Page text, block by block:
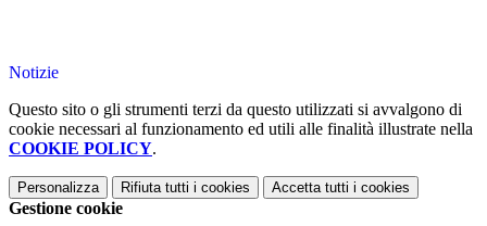
Notizie
Questo sito o gli strumenti terzi da questo utilizzati si avvalgono di
cookie necessari al funzionamento ed utili alle finalità illustrate nella
COOKIE POLICY.
Personalizza Rifiuta tutti i cookies Accetta tutti i cookies
Gestione cookie